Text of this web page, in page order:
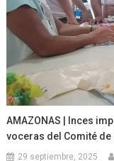
AMAZONAS | Inces
voceras del Comité
29 septiembre, 2025